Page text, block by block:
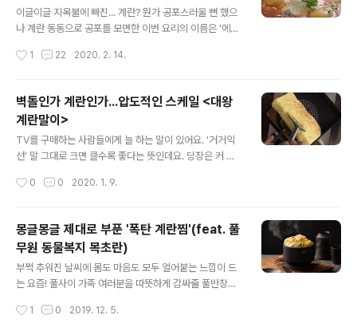
한 이야기는 잠시 후 자세히 더 알아보기로 하고 지금은 모
두가 궁금한 '대게라면' 레시피를 배우러 가볼까요? 두둥
데. 한번 만들어 볼까나?! 다시 말하지만 이건 tvN 속 가맥
복지 유정란)
이글이글 지옥불에 빠진... 계란? 뭔가 공포스러울 뻔 했으
나 계란 동동으로 공포를 모면한 이번 요리의 이름은 '에그
소스에 계란이 얹어진 생김새가 마치 지옥불에 빠진 계란
고보면 이것 역시 별명이구요. '샥슈카'로 불리는 이스라엘
에서 즐겨먹는 대표적인 브런치 메뉴라는 사실! 설명을 듣
고나니 동동 떠있는 계란은 아침 메뉴와 잘 어울리는 재료
로, 지옥불을 연상시키는 붉은 국물은 잘 익은 스튜로 보이
지 않나요? 후후~ 이름만큼이나 맛도 흥미로운 '에그인헬
물복지 유정란'으로 만든에그인헬(Egg In Hell) - a.k.a.
1 22 2020. 2. 14.
벽돌인가 계란인가...압도적인 스케일 <대왕
계란말이>
TV를 구매하는 사람들에게 늘 하는 말이 있어요. '거거익
선' 말 그대로 크면 클수록 좋다는 뜻인데요. 당장은 커 보
샀어야 해..'라는 후회가 남기 때문이죠. 풀반장은요. 크면
로 그 계란말이인데요. 대체 얼마나 커질 수 있을지에 대해
늘 궁금했거든요. 혹시 풀반장과 같은 궁금증을 갖고 계신
분 있으면 손? 후후... 많은 분들이 손을 들어주신 만큼
(믱?) 풀반장이 직접! 대왕계란말이 만들기에 도전합니다!
러분도 같이 해보는 걸로~! 풀무원 '목초(木醋)를 먹고 자
0 0 2020. 1. 9.
몽글몽글 제대로 부푼 '폭탄 계란찜'(feat. 풀
무원 동물복지 목초란)
부쩍 추워진 날씨에 몸도 마음도 모두 얼어붙는 느낌이 드
는 요즘! 풀사이 가족 여러분을 따뜻하게 감싸줄 풀반장의
리 폭탄처럼 부풀어 올라 그릇을 넘어 하늘까지 닿을 듯한
1 0 2019. 12. 5.